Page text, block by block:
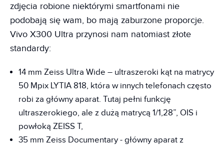
zdjęcia robione niektórymi smartfonami nie
podobają się wam, bo mają zaburzone proporcje.
Vivo X300 Ultra przynosi nam natomiast złote
standardy:
14 mm Zeiss Ultra Wide – ultraszeroki kąt na matrycy
50 Mpix LYTIA 818, która w innych telefonach często
robi za główny aparat. Tutaj pełni funkcję
ultraszerokiego, ale z dużą matrycą 1/1,28”, OIS i
powłoką ZEISS T,
35 mm Zeiss Documentary - główny aparat z